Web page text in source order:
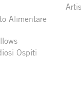
Alimentare
Ospiti